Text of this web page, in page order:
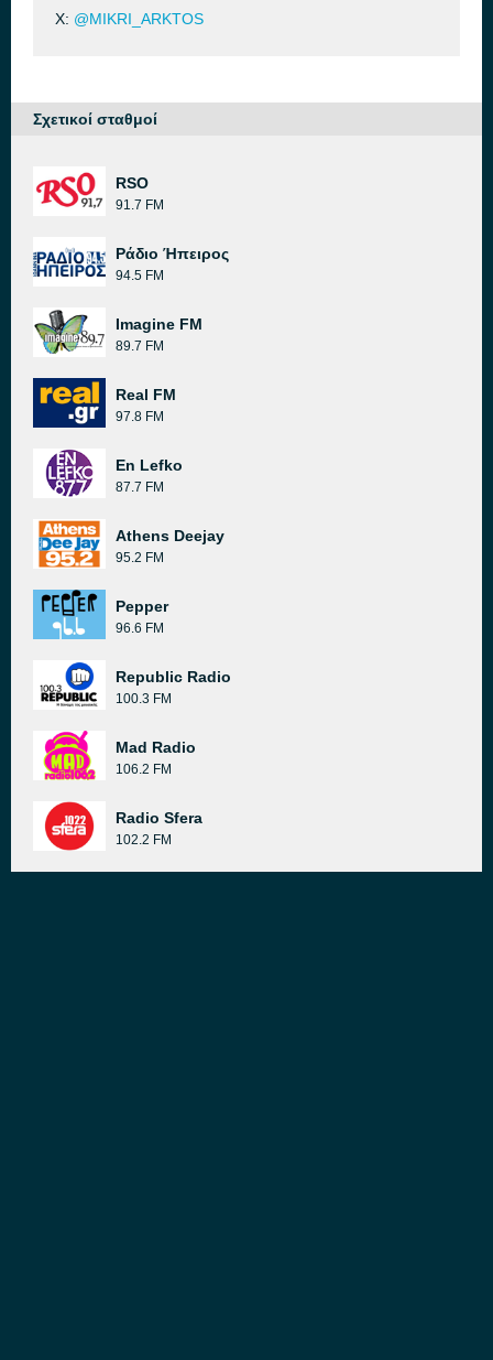
X: @MIKRI_ARKTOS
Σχετικοί σταθμοί
RSO
91.7 FM
Ράδιο Ήπειρος
94.5 FM
Imagine FM
89.7 FM
Real FM
97.8 FM
En Lefko
87.7 FM
Athens Deejay
95.2 FM
Pepper
96.6 FM
Republic Radio
100.3 FM
Mad Radio
106.2 FM
Radio Sfera
102.2 FM